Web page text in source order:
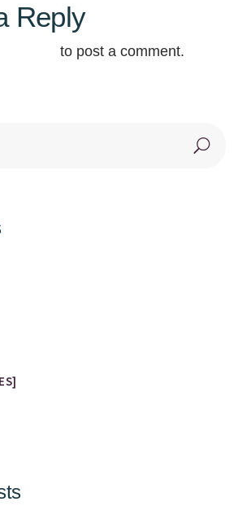
Reply
to post a comment.